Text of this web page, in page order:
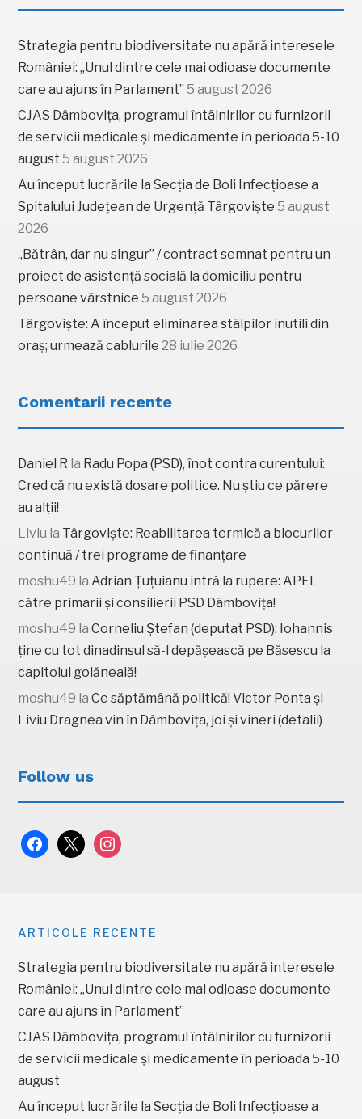
Strategia pentru biodiversitate nu apără interesele
României: „Unul dintre cele mai odioase documente
care au ajuns în Parlament” 5 august 2026
CJAS Dâmbovița, programul întâlnirilor cu furnizorii
de servicii medicale și medicamente în perioada 5-10
august 5 august 2026
Au început lucrările la Secția de Boli Infecțioase a
Spitalului Județean de Urgență Târgoviște 5 august
2026
„Bătrân, dar nu singur” / contract semnat pentru un
proiect de asistență socială la domiciliu pentru
persoane vârstnice 5 august 2026
Târgoviște: A început eliminarea stâlpilor inutili din
oraș; urmează cablurile 28 iulie 2026
Comentarii recente
Daniel R la Radu Popa (PSD), înot contra curentului:
Cred că nu există dosare politice. Nu știu ce părere
au alții!
Liviu la Târgoviște: Reabilitarea termică a blocurilor
continuă / trei programe de finanțare
moshu49 la Adrian Țuțuianu intră la rupere: APEL
către primarii și consilierii PSD Dâmbovița!
moshu49 laCorneliu Ștefan (deputat PSD): Iohannis
ține cu tot dinadinsul să-l depășească pe Băsescu la
capitolul golăneală!
moshu49 laCe săptămână politică! Victor Ponta și
Liviu Dragnea vin în Dâmbovița, joi și vineri (detalii)
Follow us
facebook
x instagram
ARTICOLE RECENTE
Strategia pentru biodiversitate nu apără interesele
României: „Unul dintre cele mai odioase documente
care au ajuns în Parlament”
CJAS Dâmbovița, programul întâlnirilor cu furnizorii
de servicii medicale și medicamente în perioada 5-10
august
Au început lucrările la Secția de Boli Infecțioase a